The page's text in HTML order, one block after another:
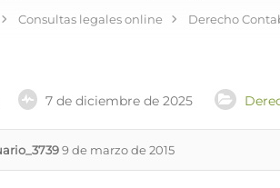
Consultas legales online Derecho
7 de diciembre de 2025
9 de marzo de 2015